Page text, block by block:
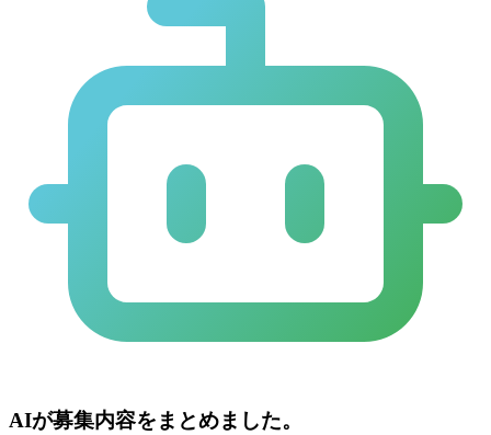
AIが募集内容をまとめました。